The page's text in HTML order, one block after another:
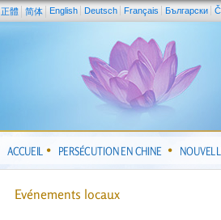
正體 简体 English Deutsch Français Български
ACCUEIL PERSÉCUTION EN CHINE
Evénements locaux